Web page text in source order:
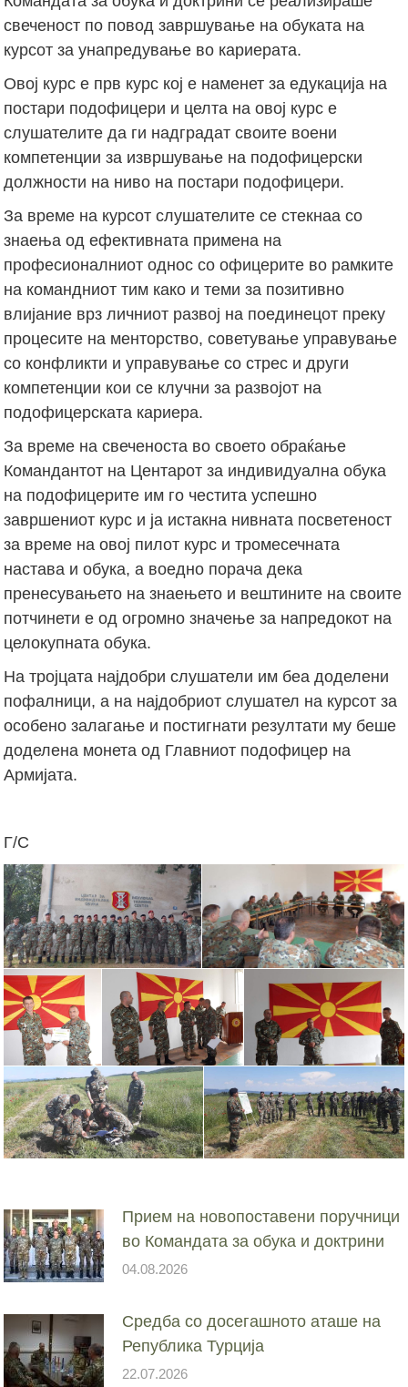
свеченост по повод завршување на обуката на
курсот за унапредување во кариерата.
Овој курс е прв курс кој е наменет за едукација на
постари подофицери и целта на овој курс е
слушателите да ги надградат своите воени
компетенции за извршување на подофицерски
должности на ниво на постари подофицери.
За време на курсот слушателите се стекнаа со
знаења од ефективната примена на
професионалниот однос со офицерите во рамките
на командниот тим како и теми за позитивно
влијание врз личниот развој на поединецот преку
процесите на менторство, советување управување
со конфликти и управување со стрес и други
компетенции кои се клучни за развојот на
подофицерската кариера.
За време на свеченоста во своето обраќање
Командантот на Центарот за индивидуална обука
на подофицерите им го честита успешно
завршениот курс и ја истакна нивната посветеност
за време на овој пилот курс и тромесечната
настава и обука, а воедно порача дека
пренесувањето на знаењето и вештините на своите
потчинети е од огромно значење за напредокот на
целокупната обука.
На тројцата најдобри слушатели им беа доделени
пофалници, а на најдобриот слушател на курсот за
особено залагање и постигнати резултати му беше
доделена монета од Главниот подофицер на
Армијата.
Г/С
Прием на новопоставени поручници
во Командата за обука и доктрини
04.08.2026
Средба со досегашното аташе на
Република Турција
22.07.2026